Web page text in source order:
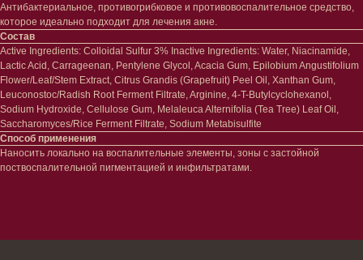
Антибактериальное, противогрибковое и противовоспалительное средство,
которое идеально подходит для лечения акне.
Состав
Active Ingredients: Colloidal Sulfur 3% Inactive Ingredients: Water, Niacinamide,
Lactic Acid, Carrageenan, Pentylene Glycol, Acacia Gum, Epilobium Angustifolium
Flower/Leaf/Stem Extract, Citrus Grandis (Grapefruit) Peel Oil, Xanthan Gum,
Leuconostoc/Radish Root Ferment Filtrate, Arginine, 4-T-Butylcyclohexanol,
Sodium Hydroxide, Cellulose Gum, Melaleuca Alternifolia (Tea Tree) Leaf Oil,
Saccharomyces/Rice Ferment Filtrate, Sodium Metabisulfite
Способ применения
Наносить локально на воспалительные элементы, зоны с застойной
поствоспалительной пигментацией и инфильтратами.
Уход за руками
Уход за ногами
Гаджеты
Сертификаты
Наборы
Клиентам
Тонизация
Восстановление
Маски и патчи
Уход за губами
Декоротивная косметика
Волосы
Проблемы
Шампуни
Кондиционеры/бальзамы
Маски/скрабы
Сыворотки/лосьоны